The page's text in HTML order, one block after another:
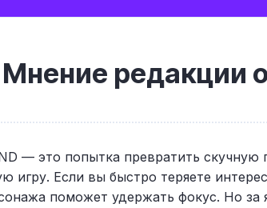
Мнение редакции
— это попытка превратить скучную
игру. Если вы быстро теряете
поможет удержать фокус. Но за